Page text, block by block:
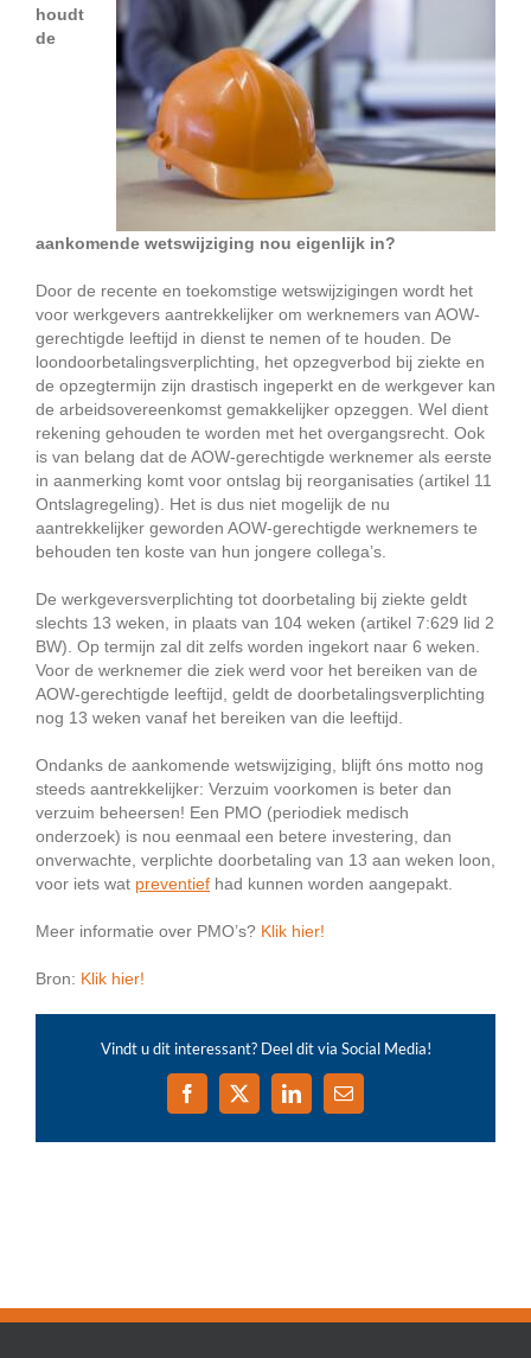
houdt
de
aankomende wetswijziging nou eigenlijk in?
Door de recente en toekomstige wetswijzigingen wordt het
voor werkgevers aantrekkelijker om werknemers van AOW-
gerechtigde leeftijd in dienst te nemen of te houden. De
loondoorbetalingsverplichting, het opzegverbod bij ziekte en
de opzegtermijn zijn drastisch ingeperkt en de werkgever kan
de arbeidsovereenkomst gemakkelijker opzeggen. Wel dient
rekening gehouden te worden met het overgangsrecht. Ook
is van belang dat de AOW-gerechtigde werknemer als eerste
in aanmerking komt voor ontslag bij reorganisaties (artikel 11
Ontslagregeling). Het is dus niet mogelijk de nu
aantrekkelijker geworden AOW-gerechtigde werknemers te
behouden ten koste van hun jongere collega’s.
De werkgeversverplichting tot doorbetaling bij ziekte geldt
slechts 13 weken, in plaats van 104 weken (artikel 7:629 lid 2
BW). Op termijn zal dit zelfs worden ingekort naar 6 weken.
Voor de werknemer die ziek werd voor het bereiken van de
AOW-gerechtigde leeftijd, geldt de doorbetalingsverplichting
nog 13 weken vanaf het bereiken van die leeftijd.
Ondanks de aankomende wetswijziging, blijft óns motto nog
steeds aantrekkelijker: Verzuim voorkomen is beter dan
verzuim beheersen! Een PMO (periodiek medisch
onderzoek) is nou eenmaal een betere investering, dan
onverwachte, verplichte doorbetaling van 13 aan weken loon,
voor iets wat preventief had kunnen worden aangepakt.
Meer informatie over PMO’s? Klik hier!
Bron: Klik hier!
Vindt u dit interessant? Deel dit via Social Media!
Facebook
X LinkedIn
E-